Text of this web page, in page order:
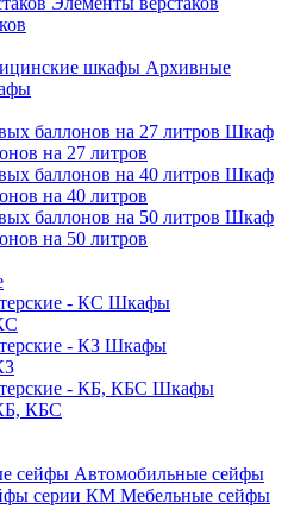
Архивные
Шкаф
на 27 литров
Шкаф
на 40 литров
Шкаф
на 50 литров
Шкафы
Шкафы
Шкафы
КБС
Автомобильные сейфы
Мебельные сейфы